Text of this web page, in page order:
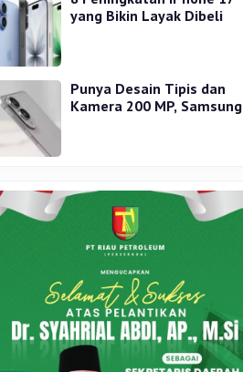
yang Bikin Layak Dibeli
Punya Desain Tipis dan
Kamera 200 MP, Samsung